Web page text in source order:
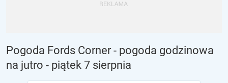
Pogoda Fords Corner - pogoda godzinowa
na jutro - piątek 7 sierpnia